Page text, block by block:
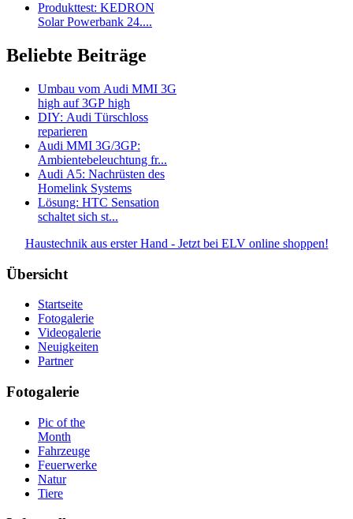
Produkttest: KEDRON
Solar Powerbank 24....
Beliebte Beiträge
Umbau vom Audi MMI 3G
high auf 3GP high
DIY: Audi Türschloss
reparieren
Audi MMI 3G/3GP:
Ambientebeleuchtung fr...
Audi A5: Nachrüsten des
Homelink Systems
Lösung: HTC Sensation
schaltet sich st...
Haustechnik aus erster Hand - Jetzt bei ELV online shoppen!
Übersicht
Startseite
Fotogalerie
Videogalerie
Neuigkeiten
Partner
Fotogalerie
Pic of the
Month
Fahrzeuge
Feuerwerke
Natur
Tiere